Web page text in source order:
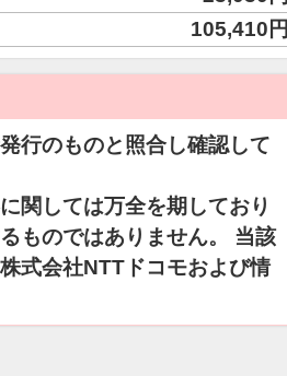
105,410円
行のものと照合し確認して
関しては万全を期しており
ものではありません。 当該
式会社NTTドコモおよび情